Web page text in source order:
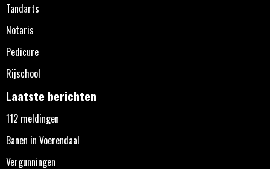
Tandarts
Notaris
Pedicure
Rijschool
Laatste berichten
112 meldingen
Banen in Voerendaal
Vergunningen